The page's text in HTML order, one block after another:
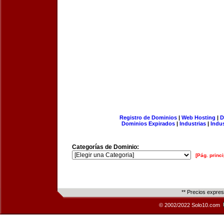
Registro de Dominios| Web Hosting |
Dominios Expirados | Industrias |
Categorías de Dominio:
[Pág.
** Precios
© 2002/2022 Solo10.com